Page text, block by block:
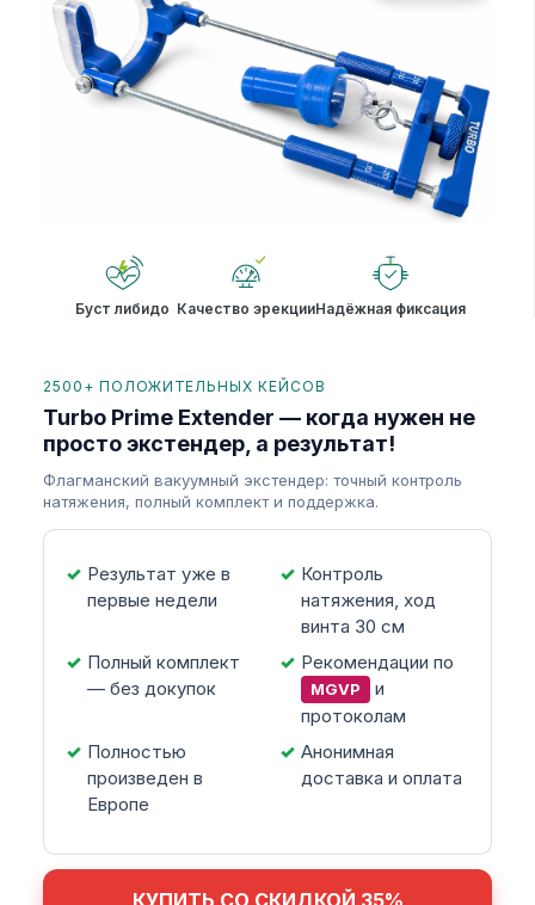
Буст либидо Качество эрекцииНадёжная фиксация
2500+ ПОЛОЖИТЕЛЬНЫХ КЕЙСОВ
Turbo Prime Extender — когда нужен не
просто экстендер, а результат!
Флагманский вакуумный экстендер: точный контроль
натяжения, полный комплект и поддержка.
Результат уже в
первые недели
Контроль
натяжения, ход
винта 30 см
Полный комплект
— без докупок
Рекомендации по
MGVP
и
протоколам
Полностью
произведен в
Европе
Анонимная
доставка и оплата
КУПИТЬ СО СКИДКОЙ 35%